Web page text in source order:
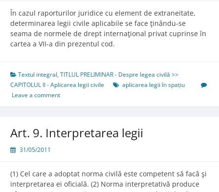
În cazul raporturilor juridice cu element de extraneitate,
determinarea legii civile aplicabile se face ţinându-se
seama de normele de drept internaţional privat cuprinse în
cartea a VII-a din prezentul cod.
Textul integral,TITLUL PRELIMINAR - Despre legea civilă >>
CAPITOLUL II - Aplicarea legii civile
aplicarea legii în spațiu
Leave a comment
Art. 9. Interpretarea legii
31/05/2011
(1) Cel care a adoptat norma civilă este competent să facă şi
interpretarea ei oficială. (2) Norma interpretativă produce